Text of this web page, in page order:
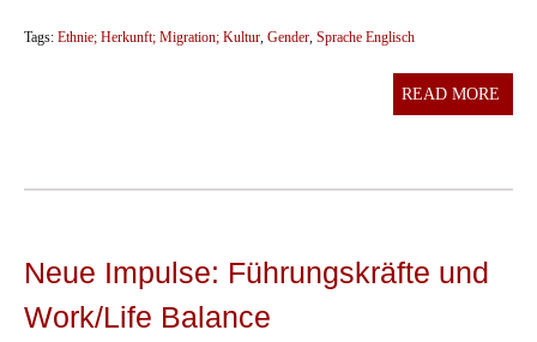
Tags: Ethnie; Herkunft; Migration; Kultur Gender Sprache Englisch
READ MORE
Neue Impulse: Führungskräfte und
Work/Life Balance